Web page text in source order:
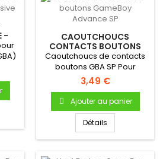
-
CAOUTCHOUCS
CONTACTS BOUTONS
GAMEBOY ADVANCE SP
Caoutchoucs de contacts
boutons GBA SP Pour
Gameboy Advance Bouton
A & B...
3,49 €
Ajouter au panier
Détails